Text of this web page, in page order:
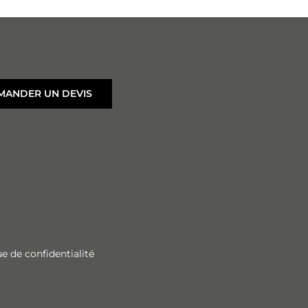
UN DEVIS
de confidentialité